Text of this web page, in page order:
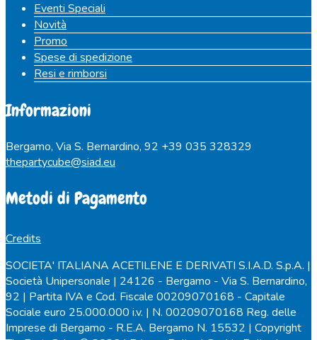
Eventi Speciali
Novità
Promo
Spese di spedizione
Resi e rimborsi
Informazioni
Bergamo, Via S. Bernardino, 92 +39 035 328329
thepartycube@siad.eu
Metodi di Pagamento
Credits
SOCIETA' ITALIANA ACETILENE E DERIVATI S.I.A.D. S.p.A. |
Società Unipersonale | 24126 - Bergamo - Via S. Bernardino,
92 | Partita IVA e Cod. Fiscale 00209070168 - Capitale
Sociale euro 25.000.000 i.v. | N. 00209070168 Reg. delle
Imprese di Bergamo - R.E.A. Bergamo N. 15532 | Copyright